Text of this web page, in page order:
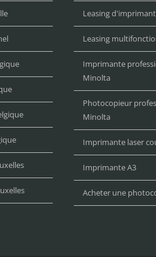
Leasing
Leasing
Imprimante
Minolta
Photocopieur
Minolta
Imprimante laser
Imprimante A3
Acheter une